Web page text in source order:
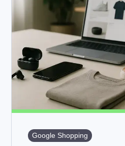
Google Shopping